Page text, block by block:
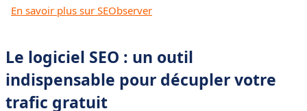
En savoir plus sur SEObserver
Le logiciel SEO : un outil
indispensable pour décupler votre
trafic gratuit